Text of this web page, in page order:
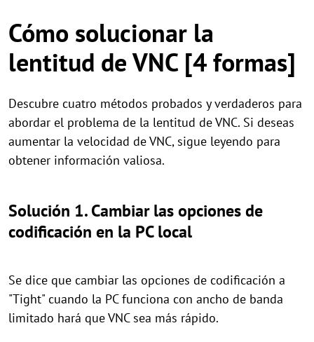
Cómo solucionar la
lentitud de VNC [4 formas]
Descubre cuatro métodos probados y verdaderos para
abordar el problema de la lentitud de VNC. Si deseas
aumentar la velocidad de VNC, sigue leyendo para
obtener información valiosa.
Solución 1. Cambiar las opciones de
codificación en la PC local
Se dice que cambiar las opciones de codificación a
"Tight" cuando la PC funciona con ancho de banda
limitado hará que VNC sea más rápido.